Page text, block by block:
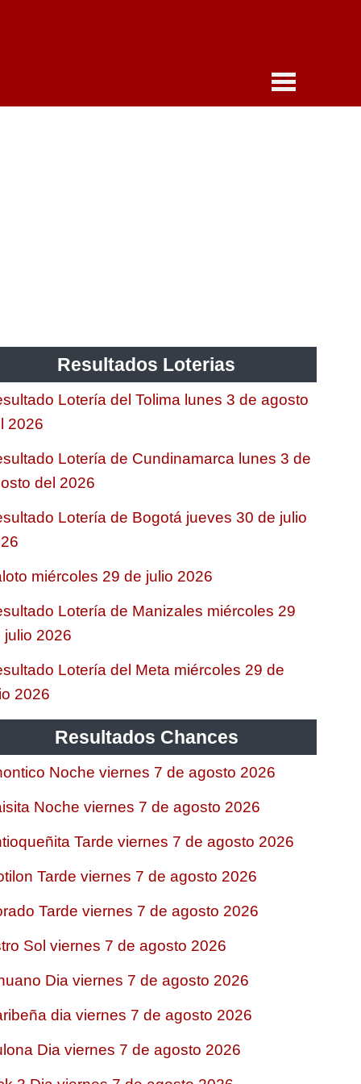
Resultados Loterias
Lotería del Tolima lunes 3 de agosto
2026
Lotería de Cundinamarca lunes 3 de
del 2026
Lotería de Bogotá jueves 30 de julio
miércoles 29 de julio 2026
Lotería de Manizales miércoles 29
julio 2026
Lotería del Meta miércoles 29 de
2026
Resultados Chances
Noche viernes 7 de agosto 2026
Noche viernes 7 de agosto 2026
Tarde viernes 7 de agosto 2026
Tarde viernes 7 de agosto 2026
Tarde viernes 7 de agosto 2026
Sol viernes 7 de agosto 2026
Dia viernes 7 de agosto 2026
dia viernes 7 de agosto 2026
Dia viernes 7 de agosto 2026